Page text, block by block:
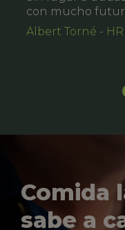
con mucho
Albert Torné -
Comida
sabe a